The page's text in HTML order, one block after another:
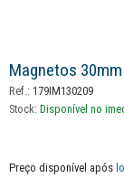
Magnetos
Ref.: 179IM130209
Stock: Disponível no
Preço disponível após